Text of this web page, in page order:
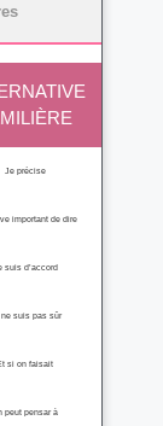
Je précise
important de dire
suis d’accord
ne suis pas sûr
si on faisait
peut pensar à